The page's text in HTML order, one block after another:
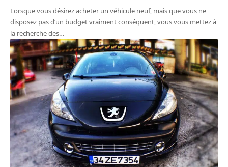
Lorsque vous désirez acheter un véhicule neuf, mais que vous ne
disposez pas d’un budget vraiment conséquent, vous vous mettez à
la recherche des…